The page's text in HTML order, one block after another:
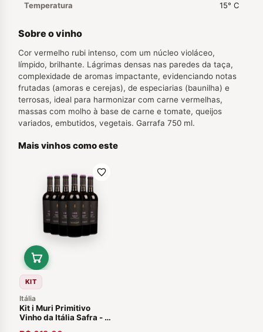
Temperatura 15° C
Sobre o vinho
Cor vermelho rubi intenso, com um núcleo violáceo,
límpido, brilhante. Lágrimas densas nas paredes da taça,
complexidade de aromas impactante, evidenciando notas
frutadas (amoras e cerejas), de especiarias (baunilha) e
terrosas, ideal para harmonizar com carne vermelhas,
massas com molho à base de carne e tomate, queijos
variados, embutidos, vegetais. Garrafa 750 ml.
Mais vinhos como este
KIT
Itália
Kit i Muri Primitivo
Vinho da Itália Safra - 6